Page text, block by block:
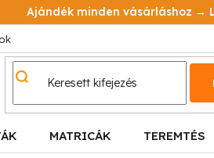
Ajándék minden vásárláshoz →
MATRICÁK TEREMTÉS